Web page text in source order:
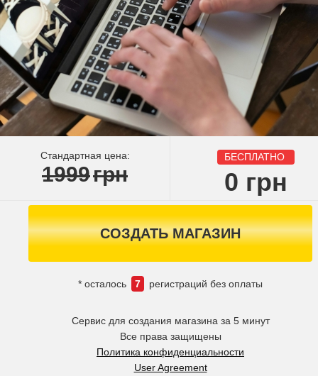
Стандартная цена:
1999грн
БЕСПЛАТНО
0 грн
СОЗДАТЬ МАГАЗИН
* осталось 7 регистраций без оплаты
Сервис для создания магазина за 5 минут
Все права защищены
Политика конфиденциальности
User Agreement